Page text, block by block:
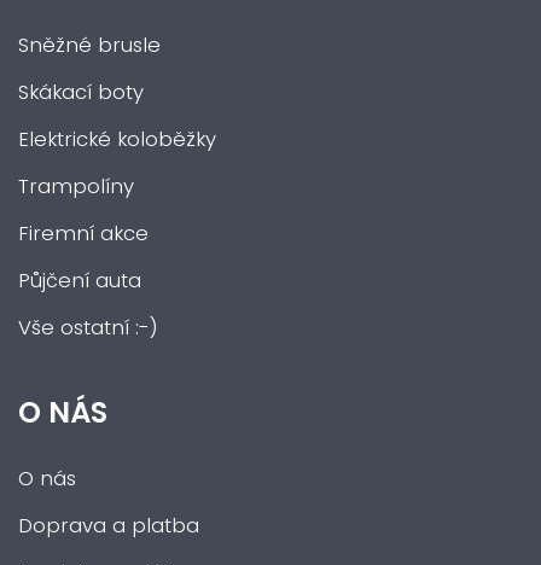
Sněžné brusle
Skákací boty
Elektrické koloběžky
Trampolíny
Firemní akce
Půjčení auta
Vše ostatní :-)
O NÁS
O nás
Doprava a platba